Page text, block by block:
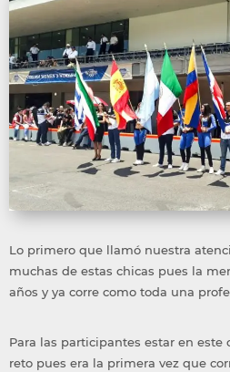
Lo primero que llamó nuestra
muchas de estas chicas pues la
años y ya corre como toda una
Para las participantes estar en este
reto pues era la primera vez que